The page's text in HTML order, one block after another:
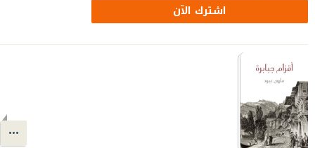
اشترك الآن